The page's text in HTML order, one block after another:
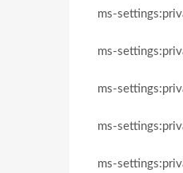
ms-
ms-
ms-
ms-
ms-